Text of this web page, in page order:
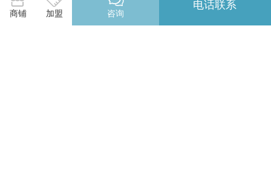
2026年法国TRANSFOS MARY工厂授权
商铺 加盟 咨询
电话联系